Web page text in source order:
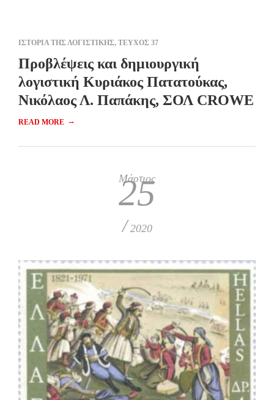
ΙΣΤΟΡΙΑ ΤΗΣ ΛΟΓΙΣΤΙΚΗΣ, ΤΕΥΧΟΣ 37
Προβλέψεις και δημιουργική
λογιστική Κυριάκος Πατατούκας,
Νικόλαος Λ. Παπάκης, ΣΟΛ CROWE
READ MORE →
Μάρτιος
25
/ 2020